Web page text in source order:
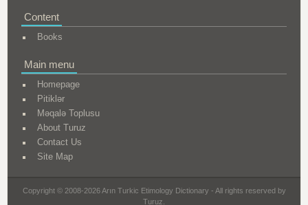
Content
Books
Main menu
Homepage
Pitiklər
Məqalə Toplusu
About Turuz
Contact Us
Site Map
Copyright © 2008-2026 Arın Turkic Etimology Dictionary - All rights reserved by
Turuz.